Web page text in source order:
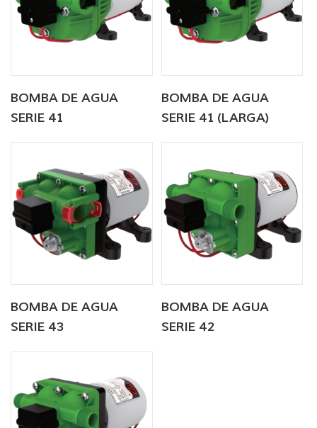
BOMBA DE AGUA
SERIE 41
BOMBA DE AGUA
SERIE 41 (LARGA)
BOMBA DE AGUA
SERIE 43
BOMBA DE AGUA
SERIE 42